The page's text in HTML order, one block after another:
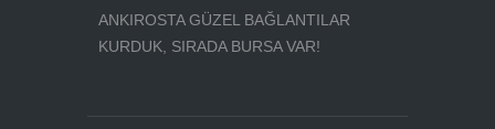
ANKIROSTA GÜZEL BAĞLANTILAR
KURDUK, SIRADA BURSA VAR!